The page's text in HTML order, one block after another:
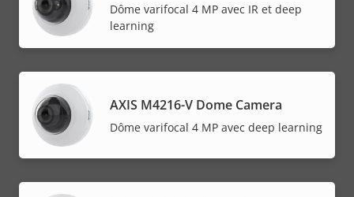
Dôme varifocal 4 MP avec IR et deep
learning
AXIS M4216-V Dome Camera
Dôme varifocal 4 MP avec deep learning